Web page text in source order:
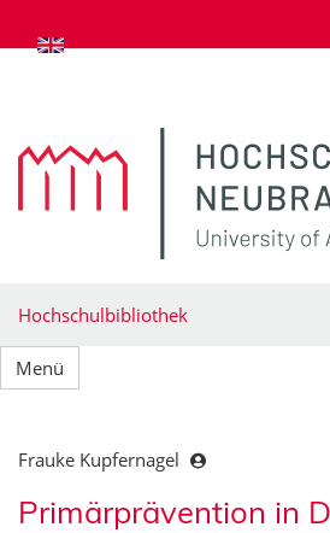
zum Inhalt springen
Hochschulbibliothek
Menü
Frauke Kupfernagel
Primärprävention in